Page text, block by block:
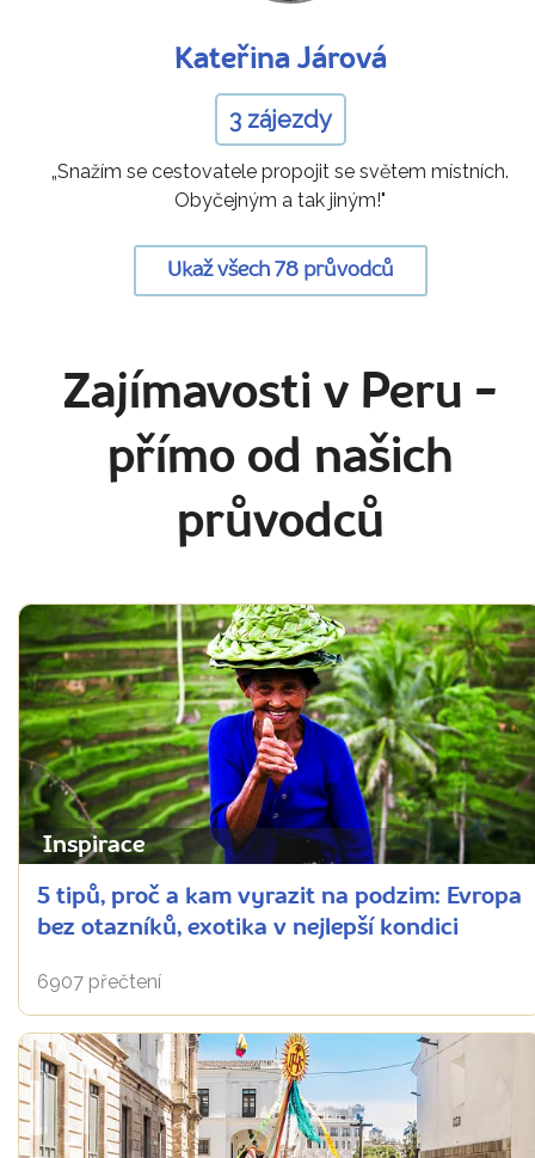
Kateřina Járová
3 zájezdy
„Snažím se cestovatele propojit se světem místních.
Obyčejným a tak jiným!"
Ukaž všech 78 průvodců
Zajímavosti v Peru -
přímo od našich
průvodců
Inspirace
5 tipů, proč a kam vyrazit na podzim: Evropa
bez otazníků, exotika v nejlepší kondici
6907 přečtení